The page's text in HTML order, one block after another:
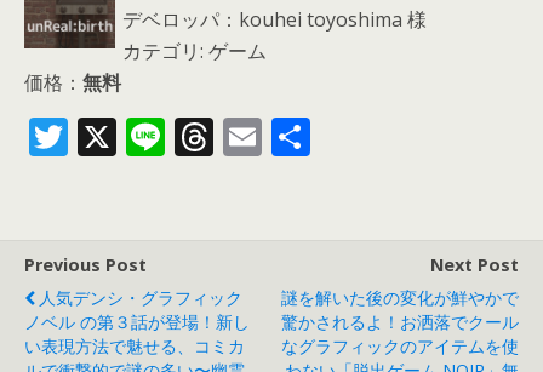
デベロッパ：kouhei toyoshima 様
カテゴリ: ゲーム
価格： 無料
T
er
X Li T
d
s
E
Previous Post
人気デンシ・グラフィック
ノベル の第３話が登場！新し
い表現方法で魅せる、コミカ
Next Post
謎を解いた後の変化が鮮やかで
驚かされるよ！お洒落でクール
なグラフィックのアイテムを使